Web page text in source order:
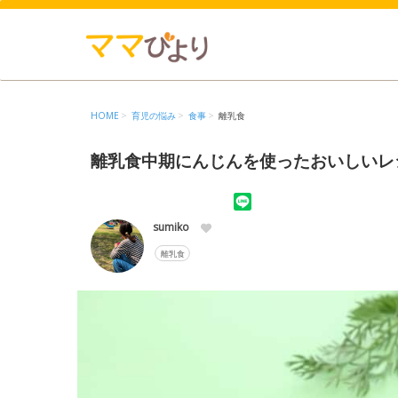
HOME 育児の悩み 食事 離乳食
離乳食中期にんじんを使ったおいしい
sumiko
離乳食